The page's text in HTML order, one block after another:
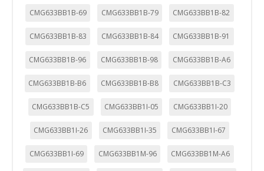
CMG633BB1B-69 CMG633BB1B-79 CMG633BB1B-82
CMG633BB1B-83 CMG633BB1B-84 CMG633BB1B-91
CMG633BB1B-96 CMG633BB1B-98 CMG633BB1B-A6
CMG633BB1B-B6 CMG633BB1B-B8 CMG633BB1B-C3
CMG633BB1B-C5 CMG633BB1I-05 CMG633BB1I-20
CMG633BB1I-26 CMG633BB1I-35 CMG633BB1I-67
CMG633BB1I-69 CMG633BB1M-96 CMG633BB1M-A6